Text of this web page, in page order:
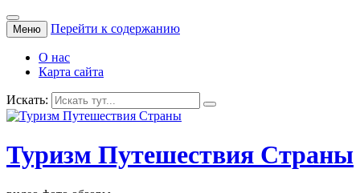
Меню Перейти к содержанию
О нас
Карта сайта
Искать:
Туризм Путешествия Страны